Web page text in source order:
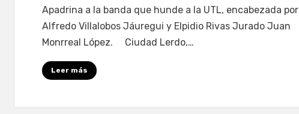
porEnrique
Apadrina a la banda que hunde a la UTL, encabezada por
Alfredo Villalobos Jáuregui y Elpidio Rivas Jurado Juan
Monrreal López. Ciudad Lerdo,…
Leer más